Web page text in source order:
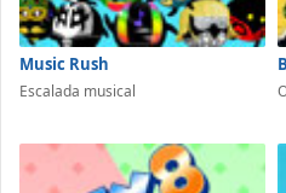
Music Rush
Escalada musical